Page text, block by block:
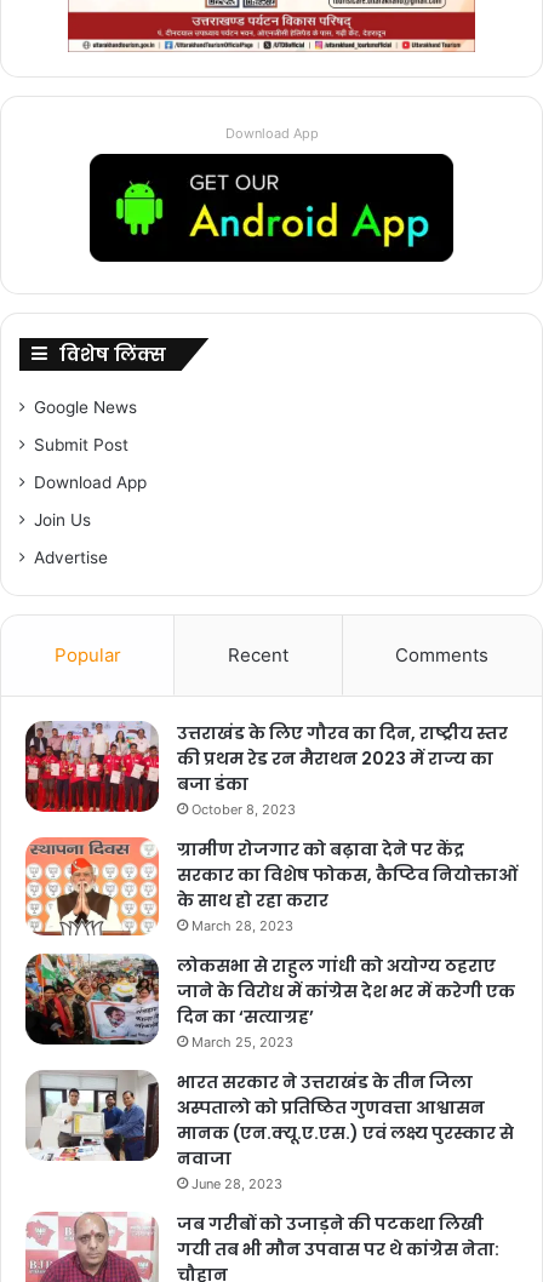
Download App
विशेष लिंक्स
Google News
Submit Post
Download App
Join Us
Advertise
Popular Recent Comments
उत्तराखंड के लिए गौरव का दिन, राष्ट्रीय स्तर
की प्रथम रेड रन मैराथन 2023 में राज्य का
बजा डंका
October 8, 2023
ग्रामीण रोजगार को बढ़ावा देने पर केंद्र
सरकार का विशेष फोकस, कैप्टिव नियोक्ताओं
के साथ हो रहा करार
March 28, 2023
लोकसभा से राहुल गांधी को अयोग्य ठहराए
जाने के विरोध में कांग्रेस देश भर में करेगी एक
दिन का ‘सत्याग्रह’
March 25, 2023
भारत सरकार ने उत्तराखंड के तीन जिला
अस्पतालो को प्रतिष्ठित गुणवत्ता आश्वासन
मानक (एन.क्यू.ए.एस.) एवं लक्ष्य पुरस्कार से
नवाजा
June 28, 2023
जब गरीबों को उजाड़ने की पटकथा लिखी
गयी तब भी मौन उपवास पर थे कांग्रेस नेता:
चौहान